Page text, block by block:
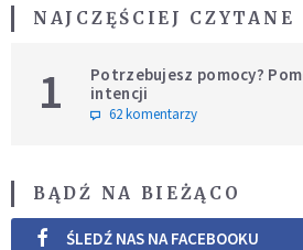
NAJCZĘŚCIEJ CZYTANE
1
Potrzebujesz pomocy?
intencji
62 komentarzy
BĄDŹ NA BIEŻĄCO
ŚLEDŹ NAS NA FACEBOOKU